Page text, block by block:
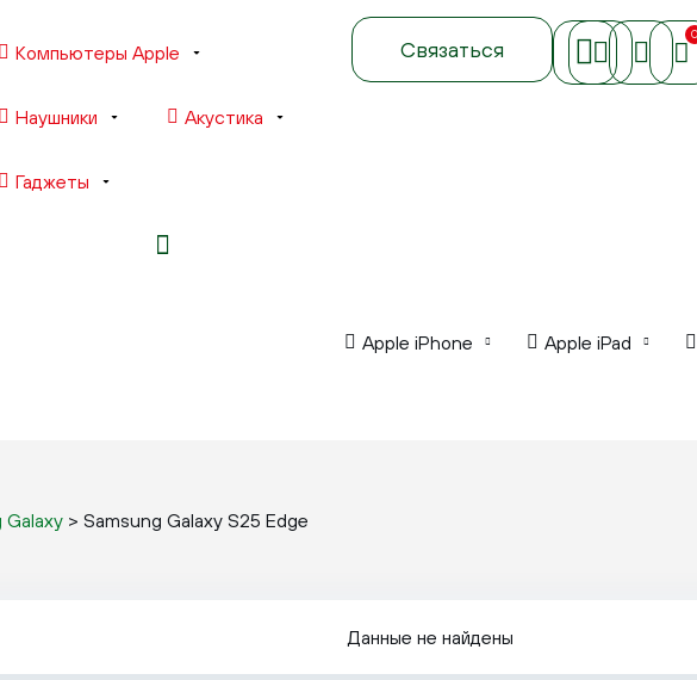
Компьютеры Apple
Наушники Акустика
Гаджеты
Связаться
0
Apple iPhone Apple iPad
Galaxy > Samsung Galaxy S25 Edge
Данные не найдены